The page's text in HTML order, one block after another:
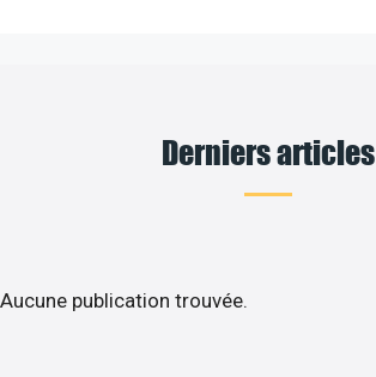
Derniers articles
Aucune publication trouvée.